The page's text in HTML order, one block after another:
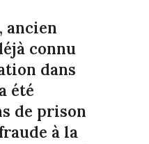
ancien
connu
dans
été
de prison
à la